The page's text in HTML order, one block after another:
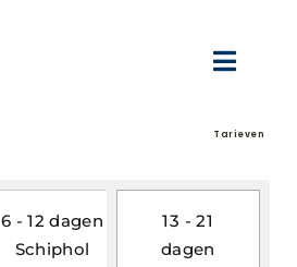
Tarieven
6 - 12 dagen
Schiphol
13 - 21
dagen